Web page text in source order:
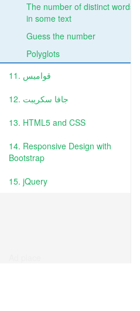
The number of distinct words
in some text
Guess the number
Polyglots
11. قواميس
12. جافا سكريبت
13. HTML5 and CSS
14. Responsive Design with
Bootstrap
15. jQuery